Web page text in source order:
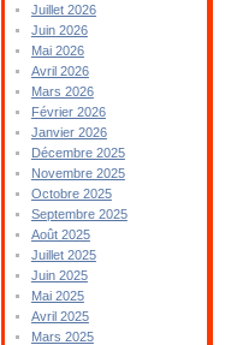
Juillet 2026
Juin 2026
Mai 2026
Avril 2026
Mars 2026
Février 2026
Janvier 2026
Décembre 2025
Novembre 2025
Octobre 2025
Septembre 2025
Août 2025
Juillet 2025
Juin 2025
Mai 2025
Avril 2025
Mars 2025